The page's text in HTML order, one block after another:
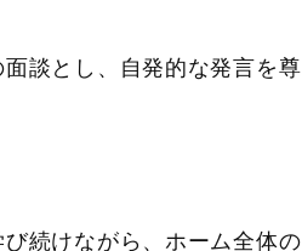
談とし、自発的な発言を尊
続けながら、ホーム全体の